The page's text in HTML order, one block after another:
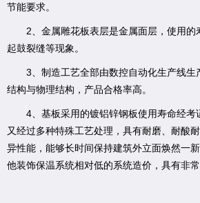
节能要求。
2、金属雕花板表层是金属面层，使用的
起鼓裂缝等现象。
3、制造工艺全部由数控自动化生产线生
结构与物理结构，产品合格率高。
4、基板采用的镀铝锌钢板使用寿命经考
又经过多种特殊工艺处理，具有耐磨、耐酸
异性能，能够长时间保持建筑外立面焕然一
他装饰保温系统相对低的系统造价，具有非常